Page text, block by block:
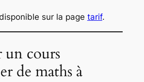
sur la page tarif.
un cours
de maths à